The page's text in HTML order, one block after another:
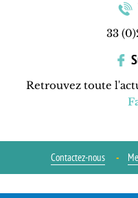
33
Retrouvez toute
Contactez-nous